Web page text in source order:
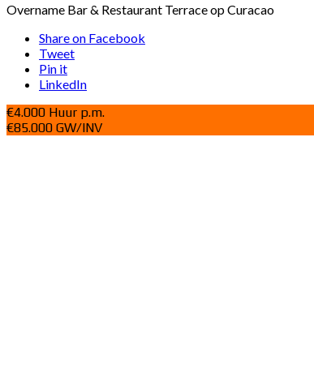
Overname Bar & Restaurant Terrace op Curacao
Share on Facebook
Tweet
Pin it
LinkedIn
€4.000 Huur p.m.
€85.000 GW/INV